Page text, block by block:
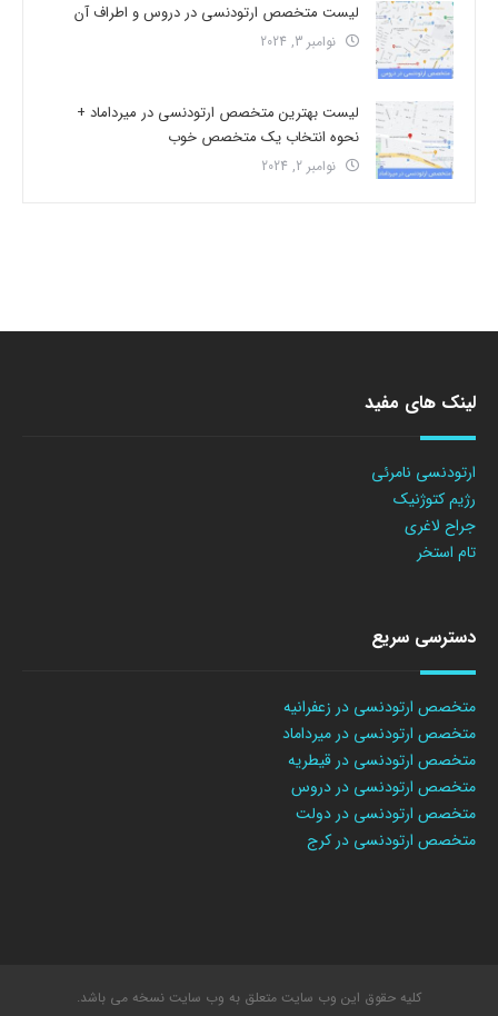
لیست متخصص ارتودنسی در دروس و اطراف آن
نوامبر 3, 2024
لیست بهترین متخصص ارتودنسی در میرداماد +
نحوه انتخاب یک متخصص خوب
نوامبر 2, 2024
لینک های مفید
ارتودنسی نامرئی
رژیم کتوژنیک
جراح لاغری
تام استخر
دسترسی سریع
متخصص ارتودنسی در زعفرانیه
متخصص ارتودنسی در میرداماد
متخصص ارتودنسی در قیطریه
متخصص ارتودنسی در دروس
متخصص ارتودنسی در دولت
متخصص ارتودنسی در کرج
کلیه حقوق این وب سایت متعلق به وب سایت نسخه می باشد.